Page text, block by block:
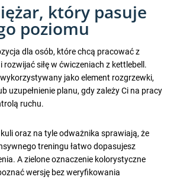
który pasuje
poziomu
dla osób, które chcą pracować z
rozwijać siłę w ćwiczeniach z kettlebell.
jako element rozgrzewki,
uzupełnienie planu, gdy zależy Ci na pracy
ruchu.
oraz na tyle odważnika sprawiają, że
treningu łatwo dopasujesz
A zielone oznaczenie kolorystyczne
wersję bez weryfikowania